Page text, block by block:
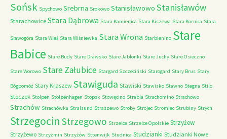
Sońsk Spychowo Srebrna Srokowo Stanisławowo Stanisławów
Starachowice Stara Dąbrowa Stara Kamienica Stara Kiszewa Stara Kornica Stara
Sławogóra Stara Wieś Stara Wiśniewka Stara Wrona Starbienino Stare
Babice Stare Budy Stare Drawsko Stare Jabłonki Stare Juchy Stare Osieczno
Stare Worowo Stare Załubice Stargard Szczeciński Starogard Stary Brus Stary
Bógpomóż Stary Kraszew Stawiguda Stawiski Stawisko Stawno Stegna Stilo
Stoczek Stolpen Stolzenhagen Stopsk Stowęcino Strabla Strachomino Strachowo
Strachów Strachówka Stralsund Straszewo Stroby Strojec Stromiec Strubiny Strych
Strzegocin Strzegowo Strzelce Strzelce Opolskie Strzyżew
Strzyżewo Strzyżmin Strzyżów Sttenwijk Studnica Studzianki Studzianki Nowe